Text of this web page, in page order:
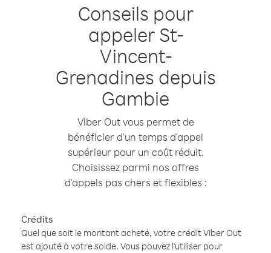
Conseils pour
appeler St-
Vincent-
Grenadines depuis
Gambie
Viber Out vous permet de
bénéficier d'un temps d'appel
supérieur pour un coût réduit.
Choisissez parmi nos offres
d'appels pas chers et flexibles :
Crédits
Quel que soit le montant acheté, votre crédit Viber Out
est ajouté à votre solde. Vous pouvez l'utiliser pour